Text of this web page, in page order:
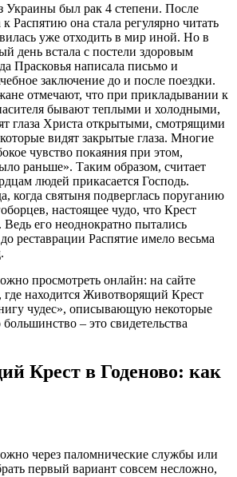
Украины был рак 4 степени. После
Распятию она стала регулярно читать
уже отходить в мир иной. Но в
день встала с постели здоровым
Прасковья написала письмо и
заключение до и после поездки.
отмечают, что при прикладывании к
бывают теплыми и холодными,
глаза Христа открытыми, смотрящими
видят закрытые глаза. Многие
чувство покаяния при этом,
раньше». Таким образом, считает
людей прикасается Господь.
когда святыня подверглась поруганию
настоящее чудо, что Крест
Ведь его неоднократно пытались
реставрации Распятие имело весьма
просмотреть онлайн: на сайте
где находится Животворящий Крест
чудес», описывающую некоторые
– это свидетельства
Крест в Годеново: как
через паломнические службы или
первый вариант совсем несложно,